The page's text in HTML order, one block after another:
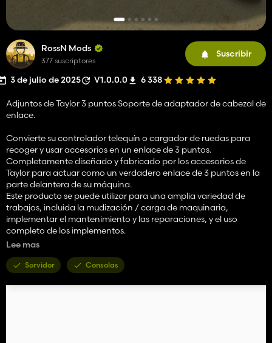
RossN Mods
377 suscriptores
Suscribir
3 de julio de 2025 V1.0.0.0 6 338
Adjuntos de Taylor 3 puntos Soporte de adaptador de cabezal de
enlace.
Convierte su controlador telequín o cargador de ruedas para
recoger y usar accesorios en un enlace de 3 puntos.
Completamente diseñado y fabricado por los accesorios de
Taylor para actuar como un verdadero enlace de 3 puntos en la
parte delantera de su máquina.
Este producto se puede utilizar para una amplia variedad de
trabajos, incluida la mudización / carga de maquinaria,
implementar el mantenimiento y las reparaciones, y el uso
completo de los implementos.
También se puede utilizar para mover remolques y otros
Precio: $ 2200
Lee mas
Servidor Consolas